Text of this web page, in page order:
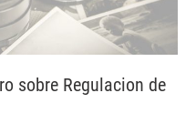
sobre Regulacion de